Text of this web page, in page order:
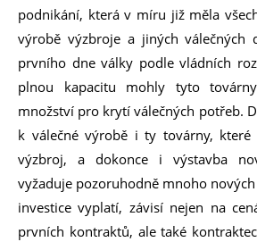
podnikání, která v míru již měla
výrobě výzbroje a jiných válečných
prvního dne války podle vládních
plnou kapacitu mohly tyto
množství pro krytí válečných potřeb.
k válečné výrobě i ty továrny, které
výzbroj, a dokonce i výstavba
vyžaduje pozoruhodně mnoho
investice vyplatí, závisí nejen na
prvních kontraktů, ale také